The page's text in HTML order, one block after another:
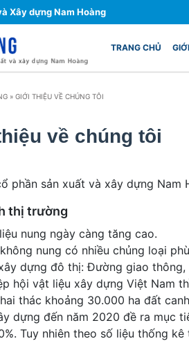
Xây dựng Nam Hoàng
TRANG CHỦ
» GIỚI THIỆU VỀ CHÚNG TÔI
về chúng tôi
phần sản xuất và xây dựng
thị trường
nung ngày càng tăng cao.
nung có nhiều chủng loại
dựng đô thị: Đường giao thông,
hội vật liệu xây dựng Việt Nam
thác khoảng 30.000 ha đất
dựng đến năm 2020 đề ra mục
Tuy nhiên theo số liệu thống